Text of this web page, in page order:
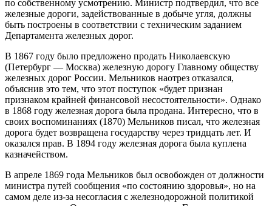
по собственному усмотрению. Министр подтвердил, что все
железные дороги, задействованные в добыче угля, должны
быть построены в соответствии с техническим заданием
Департамента железных дорог.
В 1867 году было предложено продать Николаевскую
(Петербург — Москва) железную дорогу Главному обществу
железных дорог России. Мельников наотрез отказался,
объяснив это тем, что этот поступок «будет признан
признаком крайней финансовой несостоятельности». Однако
в 1868 году железная дорога была продана. Интересно, что в
своих воспоминаниях (1870) Мельников писал, что железная
дорога будет возвращена государству через тридцать лет. И
оказался прав. В 1894 году железная дорога была куплена
казначейством.
В апреле 1869 года Мельников был освобожден от должности
министра путей сообщения «по состоянию здоровья», но на
самом деле из-за несогласия с железнодорожной политикой